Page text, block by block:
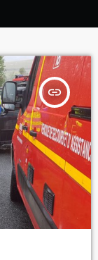
insert_link